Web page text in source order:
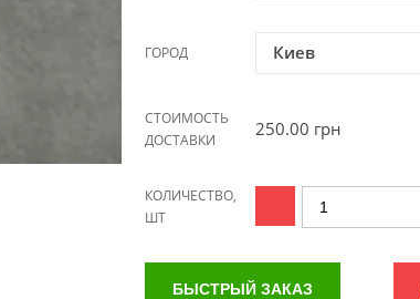
ГОРОД Киев
СТОИМОСТЬ
ДОСТАВКИ
250.00 грн
КОЛИЧЕСТВО,
ШТ
БЫСТРЫЙ ЗАКАЗ